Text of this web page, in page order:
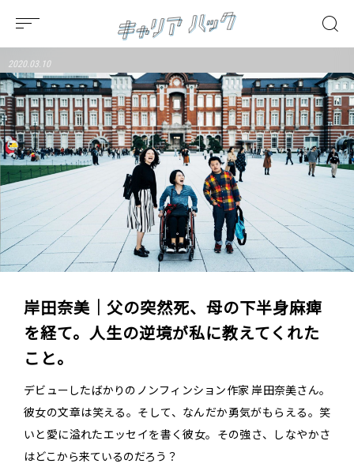
2020.03.10
岸田奈美｜父の突然死、母の下半身麻痺
を経て。人生の逆境が私に教えてくれた
こと。
デビューしたばかりのノンフィンション作家 岸田奈美さん。
彼女の文章は笑える。そして、なんだか勇気がもらえる。笑
いと愛に溢れたエッセイを書く彼女。その強さ、しなやかさ
はどこから来ているのだろう？